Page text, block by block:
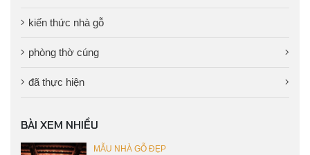
kiến thức nhà gỗ
phòng thờ cúng
đã thực hiện
BÀI XEM NHIỀU
MẪU NHÀ GỖ ĐẸP